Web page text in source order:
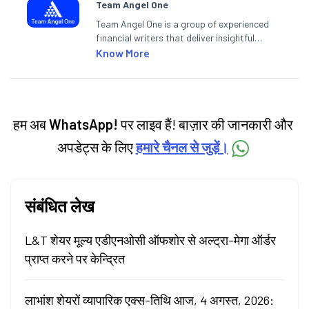
Team Angel One
Team Angel One is a group of experienced
financial writers that deliver insightful
articles on the stock market, IPO, economy,
categories.
Know More
हम अबWhatsApp! पर लाइव हैं! बाज़ार की जानकारी और
अपडेट्स के लिएहमारे चैनल से जुड़ें।
संबंधित लेख
L&T शेयर मूल्य एडीएनओसी ऑफशोर से अल्ट्रा-मेगा ऑर्डर
प्राप्त करने पर केन्द्रित
लाभांश शेयरों व्यापारिक एक्स-तिथि आज, 4 अगस्त, 2026: